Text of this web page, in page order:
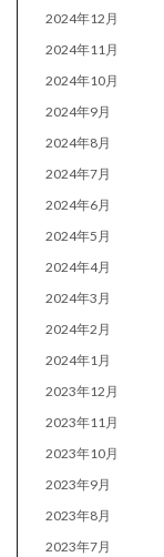
2024年12月
2024年11月
2024年10月
2024年9月
2024年8月
2024年7月
2024年6月
2024年5月
2024年4月
2024年3月
2024年2月
2024年1月
2023年12月
2023年11月
2023年10月
2023年9月
2023年8月
2023年7月